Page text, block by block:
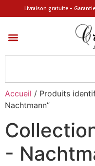
Livraison gratuite –
Accueil / Produits
Nachtmann”
-